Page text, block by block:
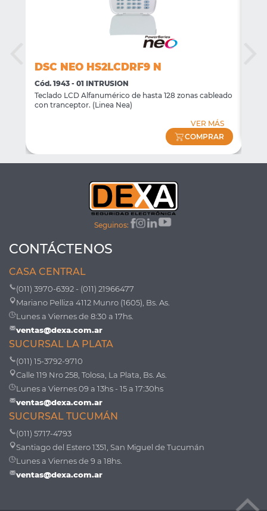
DSC NEO HS2LCDRF9 N
Cód. 1943 - 01 INTRUSION
Teclado LCD Alfanumérico de hasta 128 zonas cableado
con tranceptor. (Linea Nea)
VER MÁS
COMPRAR
Seguinos:
CONTÁCTENOS
CASA CENTRAL
(011) 3970-6392 - (011) 21966477
Mariano Pelliza 4112 Munro (1605), Bs. As.
Lunes a Viernes de 8:30 a 17hs.
ventas@dexa.com.ar
SUCURSAL LA PLATA
(011) 15-3792-9710
Calle 119 Nro 258, Tolosa, La Plata, Bs. As.
Lunes a Viernes 09 a 13hs - 15 a 17:30hs
ventas@dexa.com.ar
SUCURSAL TUCUMÁN
(011) 5717-4793
Santiago del Estero 1351, San Miguel de Tucumán
Lunes a Viernes de 9 a 18hs.
ventas@dexa.com.ar